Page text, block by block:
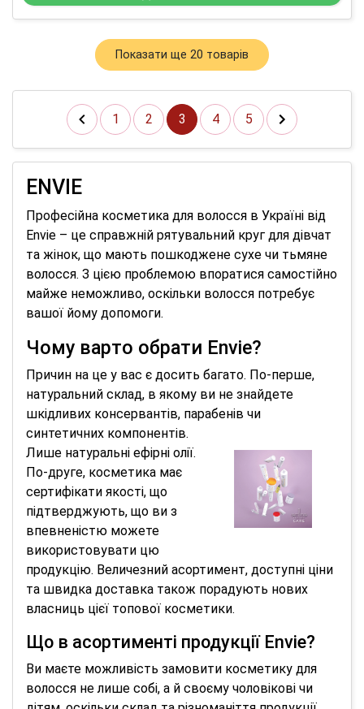
Показати ще 20 товарів
1 2 3 4 5
ENVIE
Професійна косметика для волосся в Україні від
Envie – це справжній рятувальний круг для дівчат
та жінок, що мають пошкоджене сухе чи тьмяне
волосся. З цією проблемою впоратися самостійно
майже неможливо, оскільки волосся потребує
вашої йому допомоги.
Чому варто обрати Envie?
Причин на це у вас є досить багато. По-перше,
натуральний склад, в якому ви не знайдете
шкідливих консервантів, парабенів чи
синтетичних компонентів.
Лише натуральні ефірні олії.
По-друге, косметика має
сертифікати якості, що
підтверджують, що ви з
впевненістю можете
використовувати цю
продукцію. Величезний асортимент, доступні ціни
та швидка доставка також порадують нових
власниць цієї топової косметики.
Що в асортименті продукції Envie?
Ви маєте можливість замовити косметику для
волосся не лише собі, а й своєму чоловікові чи